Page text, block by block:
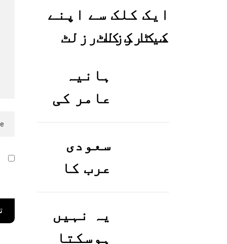
ایک کلک سے اپنے
میٹرک کا رزلٹ
ہانیہ
عامر کی
بہن ایشا
عامر کی
بولڈ
تصاویر
وائرل ہو
گئیں
سعودی
عرب کا
ورک ویزا
کیسے
حاصل کیا
یہ نہیں
ہوسکتا